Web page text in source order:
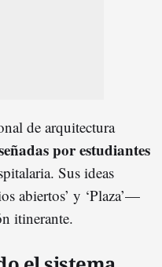
de arquitectura
por estudiantes
Sus ideas
abiertos’ y ‘Plaza’—
itinerante.